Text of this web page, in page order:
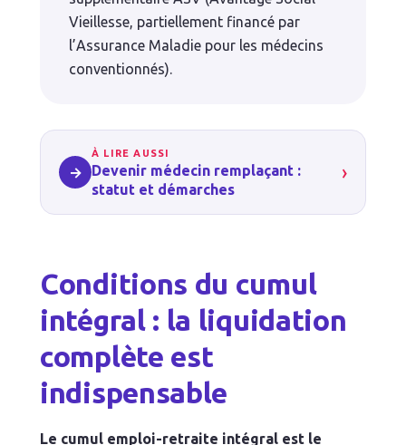
Vieillesse, partiellement financé par
l’Assurance Maladie pour les médecins
conventionnés).
→
À LIRE AUSSI
Devenir médecin remplaçant :
statut et démarches
›
Conditions du cumul
intégral : la liquidation
complète est
indispensable
Le cumul emploi-retraite intégral est le